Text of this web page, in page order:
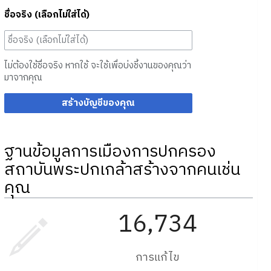
ชื่อจริง (เลือกไม่ใส่ได้)
ไม่ต้องใช้ชื่อจริง หากใช้ จะใช้เพื่อบ่งชี้งานของคุณว่า
มาจากคุณ
สร้างบัญชีของคุณ
ฐานข้อมูลการเมืองการปกครอง
สถาบันพระปกเกล้าสร้างจากคนเช่น
คุณ
16,734
การแก้ไข